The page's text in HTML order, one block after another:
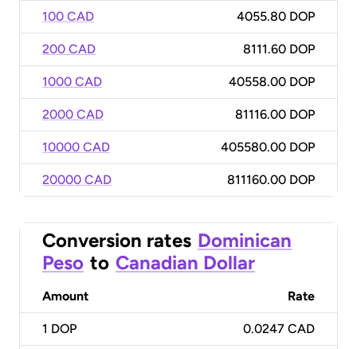
100 CAD 4055.80 DOP
200 CAD 8111.60 DOP
1000 CAD 40558.00 DOP
2000 CAD 81116.00 DOP
10000 CAD 405580.00 DOP
20000 CAD 811160.00 DOP
Conversion rates Dominican
Peso to Canadian Dollar
Amount Rate
1 DOP 0.0247 CAD